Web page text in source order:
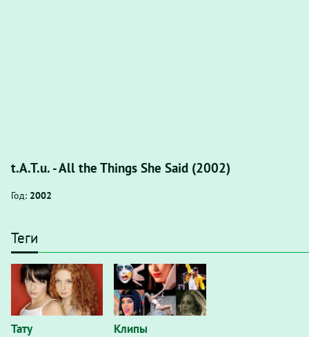
t.A.T.u. - All the Things She Said (2002)
Год: 2002
Теги
Тату Клипы